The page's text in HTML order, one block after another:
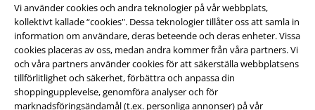
Vi använder cookies och andra teknologier på vår webbplats,
kollektivt kallade “cookies". Dessa teknologier tillåter oss att samla in
information om användare, deras beteende och deras enheter. Vissa
cookies placeras av oss, medan andra kommer från våra partners. Vi
och våra partners använder cookies för att säkerställa webbplatsens
tillförlitlighet och säkerhet, förbättra och anpassa din
shoppingupplevelse, genomföra analyser och för
marknadsföringsändamål (t.ex. personliga annonser) på vår
Juridisk information/Villkor